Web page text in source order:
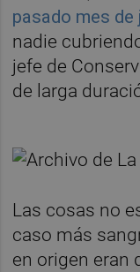
pasado mes de
nadie
jefe de
de larga
Las cosas no
caso más
en origen eran